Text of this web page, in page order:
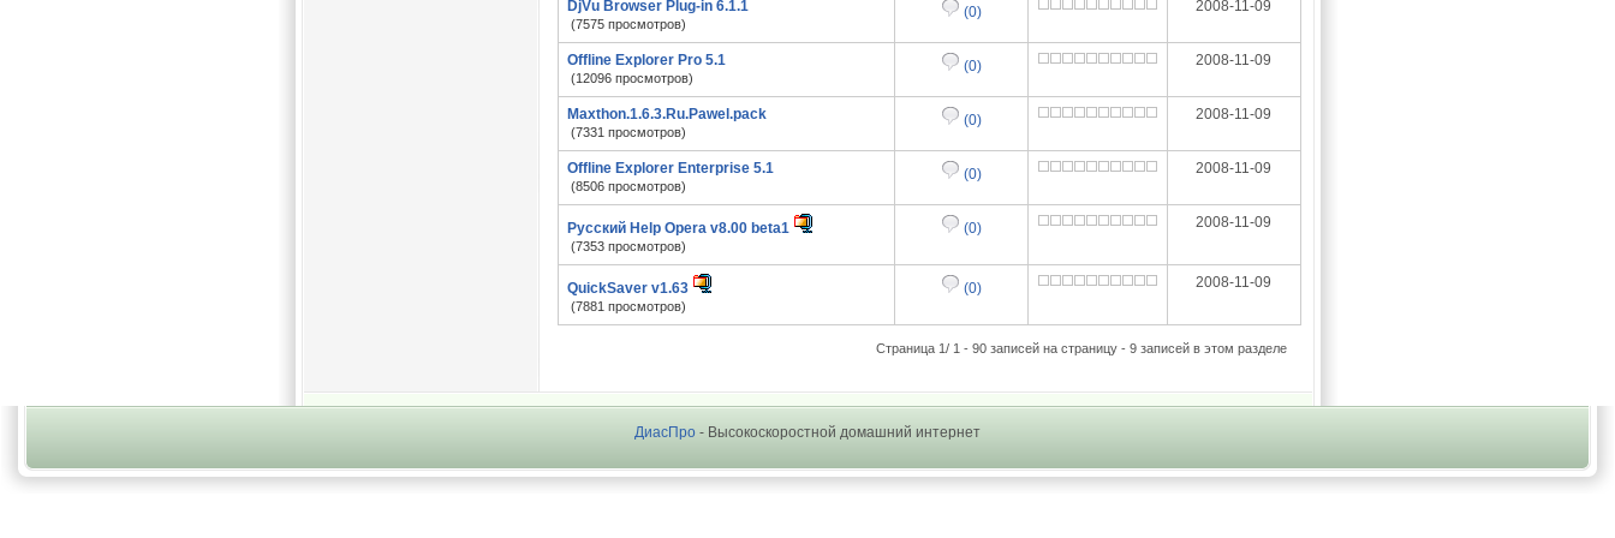
DjVu Browser Plug-in 6.1.1
(7575 просмотров)
(0) 2008-11-09
Offline Explorer Pro 5.1
(12096 просмотров)
(0) 2008-11-09
Maxthon.1.6.3.Ru.Pawel.pack
(7331 просмотров)
(0) 2008-11-09
Offline Explorer Enterprise 5.1
(8506 просмотров)
(0) 2008-11-09
Русский Help Opera v8.00 beta1
(7353 просмотров)
(0) 2008-11-09
QuickSaver v1.63
(7881 просмотров)
(0) 2008-11-09
Страница 1/ 1 - 90 записей на страницу - 9 записей в этом разделе
ДиасПро - Высокоскоростной домашний интернет